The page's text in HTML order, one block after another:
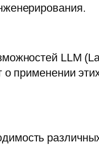
LLM
о применении